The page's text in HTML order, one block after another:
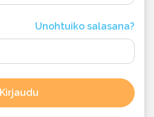
Unohtuiko salasana?
Kirjaudu